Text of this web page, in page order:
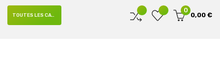
0
0,00 €
TOUTES LES CATÉGORIES